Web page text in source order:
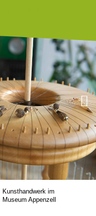
Kunsthandwerk im
Museum Appenzell